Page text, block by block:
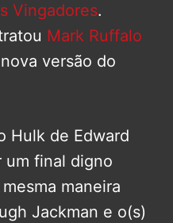
Vingadores.
Mark Ruffalo
versão do
Hulk de Edward
um final digno
maneira
Jackman e o(s)